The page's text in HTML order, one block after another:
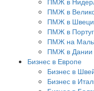
ПМЖ в
ПМЖ в
ПМЖ в
ПМЖ на
ПМЖ в Дании
Бизнес в Европе
Бизнес в
Бизнес в